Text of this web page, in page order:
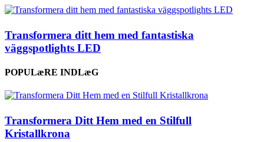
Transformera ditt hem med fantastiska
väggspotlights LED
POPULæRE INDLæG
Transformera Ditt Hem med en Stilfull
Kristallkrona